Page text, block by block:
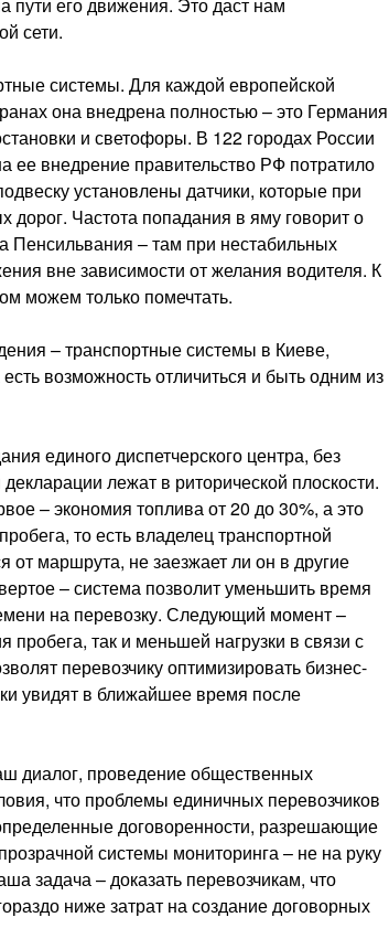
сети.
системы. Для каждой европейской
она внедрена полностью – это Германия
и светофоры. В 122 городах России
ее внедрение правительство РФ потратило
установлены датчики, которые при
Частота попадания в яму говорит о
Пенсильвания – там при нестабильных
вне зависимости от желания водителя. К
можем только помечтать.
– транспортные системы в Киеве,
возможность отличиться и быть одним из
единого диспетчерского центра, без
лежат в риторической плоскости.
– экономия топлива от 20 до 30%, а это
то есть владелец транспортной
от маршрута, не заезжает ли он в другие
– система позволит уменьшить время
на перевозку. Следующий момент –
пробега, так и меньшей нагрузки в связи с
перевозчику оптимизировать бизнес-
увидят в ближайшее время после
диалог, проведение общественных
что проблемы единичных перевозчиков
договоренности, разрешающие
системы мониторинга – не на руку
задача – доказать перевозчикам, что
ниже затрат на создание договорных